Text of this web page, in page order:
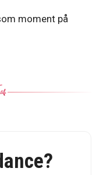
moment på